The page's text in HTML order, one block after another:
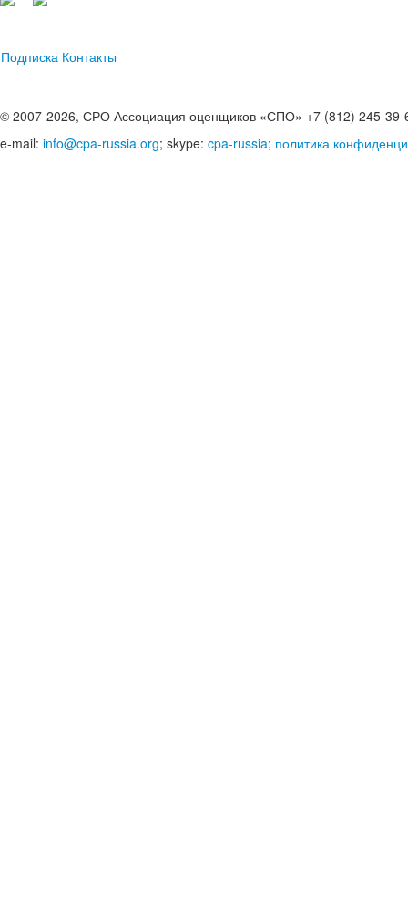
Подписка Контакты
© 2007-2026, СРО Ассоциация оценщиков «СПО» +7 (812) 245-39-
e-mail: info@cpa-russia.org; skype: cpa-russia; политика